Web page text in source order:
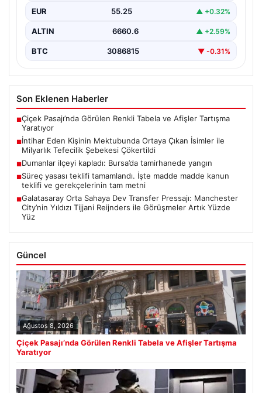
alan…
EUR 55.25 ▲ +0.32%
ALTIN 6660.6 ▲ +2.59%
BTC 3086815 ▼ -0.31%
Son Eklenen Haberler
■Çiçek Pasajı’nda Görülen Renkli Tabela ve Afişler Tartışma
Yaratıyor
■İntihar Eden Kişinin Mektubunda Ortaya Çıkan İsimler ile
Milyarlık Tefecilik Şebekesi Çökertildi
■Dumanlar ilçeyi kapladı: Bursa’da tamirhanede yangın
■Süreç yasası teklifi tamamlandı. İşte madde madde kanun
teklifi ve gerekçelerinin tam metni
■Galatasaray Orta Sahaya Dev Transfer Pressajı: Manchester
City’nin Yıldızı Tijjani Reijnders ile Görüşmeler Artık Yüzde
Yüz
Güncel
Ağustos 8, 2026
Çiçek Pasajı’nda Görülen Renkli Tabela ve Afişler Tartışma
Yaratıyor